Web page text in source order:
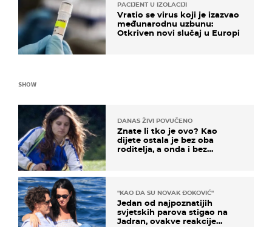
PACIJENT U IZOLACIJI
Vratio se virus koji je izazvao
međunarodnu uzbunu:
Otkriven novi slučaj u Europi
SHOW
DANAS ŽIVI POVUČENO
Znate li tko je ovo? Kao
dijete ostala je bez oba
roditelja, a onda i bez
"KAO DA SU NOVAK ĐOKOVIĆ"
Jedan od najpoznatijih
svjetskih parova stigao na
Jadran, ovakve reakcije